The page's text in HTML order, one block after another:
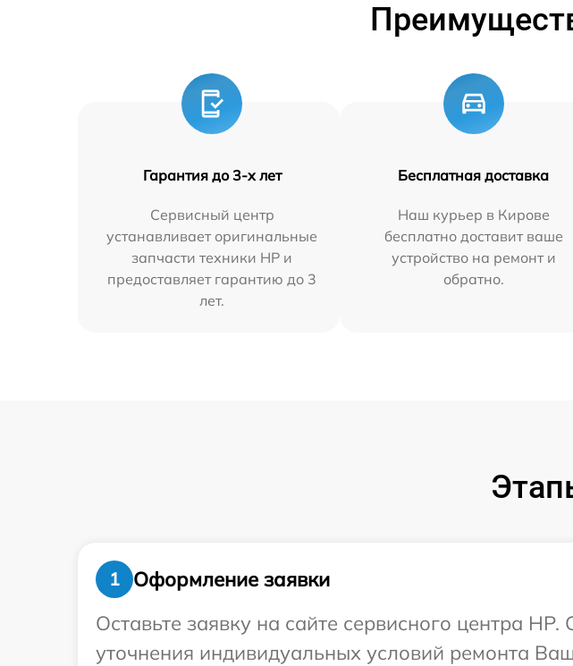
Гарантия до 3-х лет
Сервисный центр
устанавливает оригинальные
запчасти техники HP и
предоставляет гарантию до 3
лет.
Бесплатная доставка
Наш курьер в Кирове
бесплатно доставит ваше
устройство на ремонт и
обратно.
1
Оформление заявки
Оставьте заявку на сайте сервисного центра
уточнения индивидуальных условий ремонта